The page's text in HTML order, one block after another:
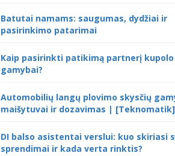
Batutai namams: saugumas, dydžiai ir
pasirinkimo patarimai
Kaip pasirinkti patikimą partnerį kupolo
gamybai?
Automobilių langų plovimo skysčių
maišytuvai ir dozavimas | [Teknomatik]
DI balso asistentai verslui: kuo skiriasi
sprendimai ir kada verta rinktis?